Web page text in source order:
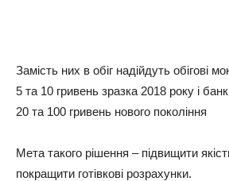
Замість них в обіг надійдуть обігові
5 та 10 гривень зразка 2018 року і
20 та 100 гривень нового покоління
Мета такого рішення – підвищити
покращити готівкові розрахунки.